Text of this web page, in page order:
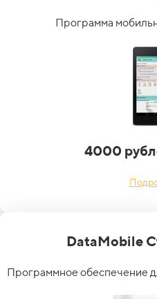
Программа
4000
DataMobile
Программное обеспечение